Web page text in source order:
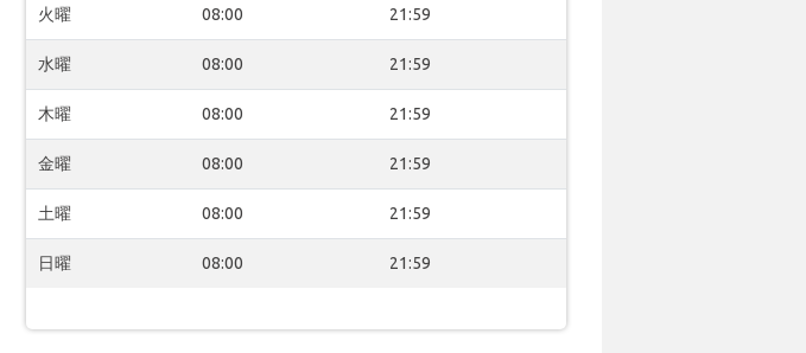
火曜 08:00 21:59
水曜 08:00 21:59
木曜 08:00 21:59
金曜 08:00 21:59
土曜 08:00 21:59
日曜 08:00 21:59